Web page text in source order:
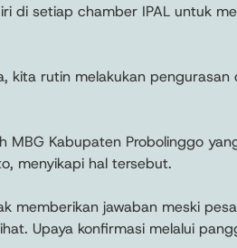
di setiap chamber IPAL untuk
kita rutin melakukan pengurasan
MBG Kabupaten Probolinggo
menyikapi hal tersebut.
memberikan jawaban meski
Upaya konfirmasi melalui